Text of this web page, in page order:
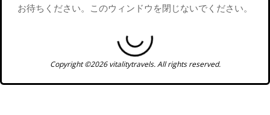
お待ちください。このウィンドウを閉じないでください。
Copyright ©2026 vitalitytravels. All rights reserved.